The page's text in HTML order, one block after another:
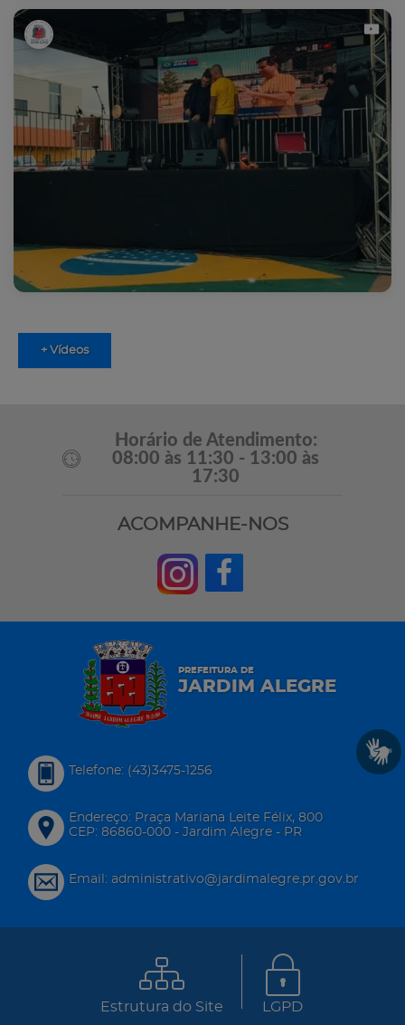
+ Vídeos
Horário de Atendimento:
08:00 às 11:30 - 13:00 às
17:30
ACOMPANHE-NOS
PREFEITURA DE
JARDIM ALEGRE
Telefone: (43)3475-1256
Endereço: Praça Mariana Leite Félix, 800
CEP: 86860-000 - Jardim Alegre - PR
Email: administrativo@jardimalegre.pr.gov.br
Estrutura do Site LGPD